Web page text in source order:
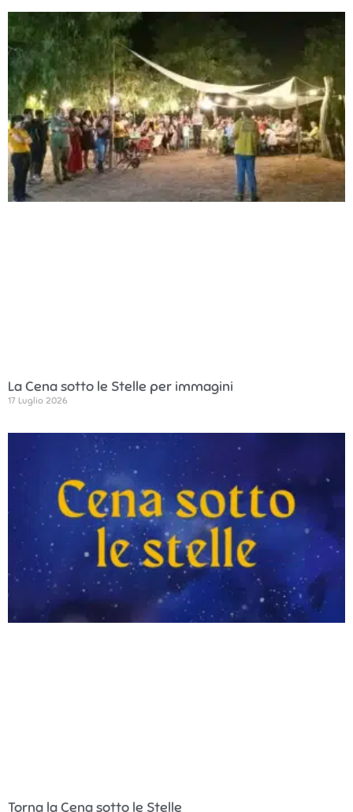
La Cena sotto le Stelle per immagini
17 Luglio 2026
Torna la Cena sotto le Stelle